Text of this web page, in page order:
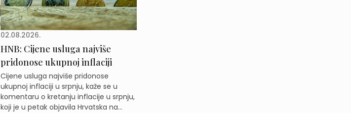
02.08.2026.
HNB: Cijene usluga najviše
pridonose ukupnoj inflaciji
Cijene usluga najviše pridonose
ukupnoj inflaciji u srpnju, kaže se u
komentaru o kretanju inflacije u srpnju,
koji je u petak objavila Hrvatska na...